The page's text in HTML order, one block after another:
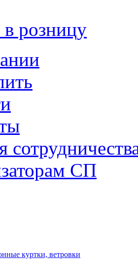
розницу
СП
куртки, ветровки